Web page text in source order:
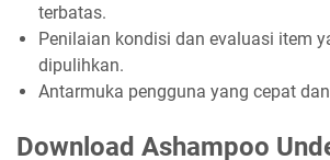
terbatas.
Penilaian kondisi dan evaluasi item
dipulihkan.
Antarmuka pengguna yang cepat
Download Ashampoo